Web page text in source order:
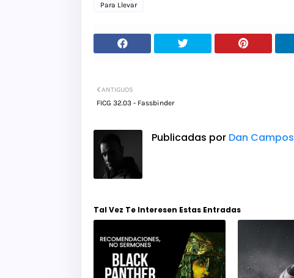
Para Llevar
ANTIGUOS
FICG 32.03 - Fassbinder
Publicadas por Dan Campos
Tal Vez Te Interesen Estas Entradas